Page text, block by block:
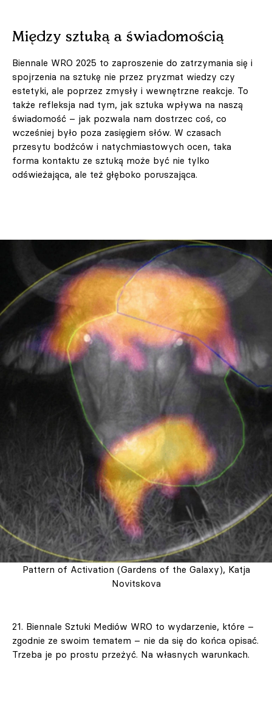
Między sztuką a świadomością
Biennale WRO 2025 to zaproszenie do zatrzymania się i
spojrzenia na sztukę nie przez pryzmat wiedzy czy
estetyki, ale poprzez zmysły i wewnętrzne reakcje. To
także refleksja nad tym, jak sztuka wpływa na naszą
świadomość – jak pozwala nam dostrzec coś, co
wcześniej było poza zasięgiem słów. W czasach
przesytu bodźców i natychmiastowych ocen, taka
forma kontaktu ze sztuką może być nie tylko
odświeżająca, ale też głęboko poruszająca.
Pattern of Activation (Gardens of the Galaxy), Katja
Novitskova
21. Biennale Sztuki Mediów WRO to wydarzenie, które –
zgodnie ze swoim tematem – nie da się do końca opisać.
Trzeba je po prostu przeżyć. Na własnych warunkach.